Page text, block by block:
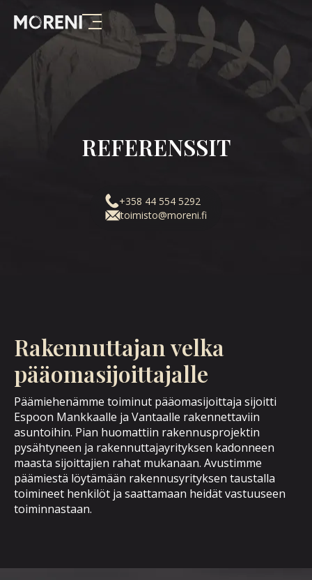
REFERENSSIT
+358 44 554 5292
toimisto@moreni.fi
Rakennuttajan velka
pääomasijoittajalle
Päämiehenämme toiminut pääomasijoittaja sijoitti
Espoon Mankkaalle ja Vantaalle rakennettaviin
asuntoihin. Pian huomattiin rakennusprojektin
pysähtyneen ja rakennuttajayrityksen kadonneen
maasta sijoittajien rahat mukanaan. Avustimme
päämiestä löytämään rakennusyrityksen taustalla
toimineet henkilöt ja saattamaan heidät vastuuseen
toiminnastaan.